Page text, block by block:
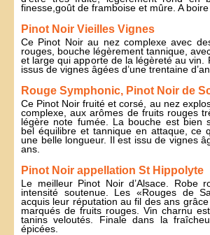
finesse,goût de framboise et mûre. A boire
Pinot Noir Vieilles Vignes
Ce Pinot Noir au nez complexe avec
rouges, bouche légèrement tannique,
et large qui apporte de la légèreté au vin.
issus de vignes âgées d’une trentaine
Rouge Symphonic, Pinot Noir de
Ce Pinot Noir fruité et corsé, au nez
complexe, aux arômes de fruits rouges
légère note fumée. La bouche est bien
bel équilibre et tannique en attaque, ce
une belle longueur. Il est issu de vignes
ans.
Pinot Noir appellation St Hippolyte
Le meilleur Pinot Noir d’Alsace. Robe
intensité soutenue. Les «Rouges de
acquis leur réputation au fil des ans
marqués de fruits rouges. Vin charnu
tanins veloutés. Finale dans la
épicées.